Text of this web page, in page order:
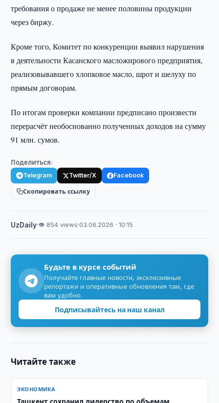
требования о продаже не менее половины продукции
через биржу.
Кроме того, Комитет по конкуренции выявил нарушения
в деятельности Касанского масложирового предприятия,
реализовывавшего хлопковое масло, шрот и шелуху по
прямым договорам.
По итогам проверки компании предписано произвести
перерасчёт необоснованно полученных доходов на сумму
91 млн. сумов.
Поделиться:
Telegram Twitter/X Facebook
Скопировать ссылку
UzDaily·👁 854 views·03.06.2026 · 10:15
Будьте в курсе событий
Получайте главные новости, эксклюзивные
репортажи и оперативные обновления там, где
вам удобно.
Подписывайтесь на наш канал
Читайте также
ЭКОНОМИКА
Ташкент сохранил лидерство по объемам